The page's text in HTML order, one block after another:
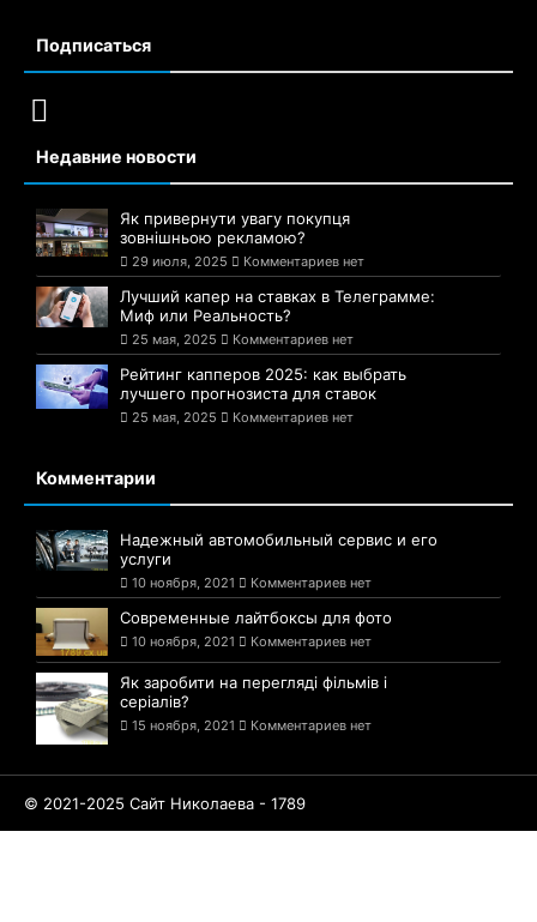
Подписаться
Недавние новости
Як привернути увагу покупця
зовнішньою рекламою?
29 июля, 2025 Комментариев нет
Лучший капер на ставках в Телеграмме:
Миф или Реальность?
25 мая, 2025 Комментариев нет
Рейтинг капперов 2025: как выбрать
лучшего прогнозиста для ставок
25 мая, 2025 Комментариев нет
Комментарии
Надежный автомобильный сервис и его
услуги
10 ноября, 2021 Комментариев нет
Современные лайтбоксы для фото
10 ноября, 2021 Комментариев нет
Як заробити на перегляді фільмів і
серіалів?
15 ноября, 2021 Комментариев нет
© 2021-2025 Сайт Николаева - 1789